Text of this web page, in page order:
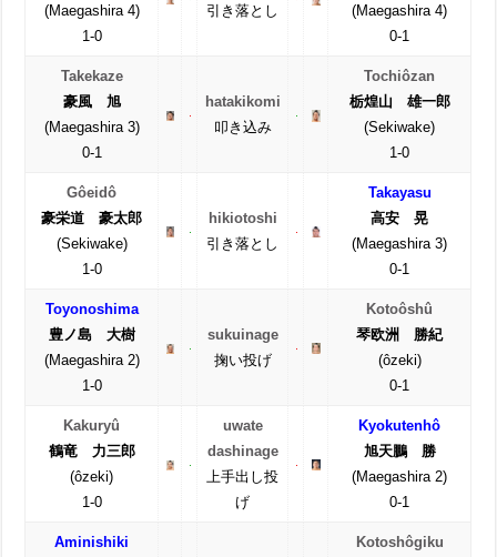
(Maegashira 4)
1-0
引き落とし
(Maegashira 4)
0-1
Takekaze
豪風 旭
(Maegashira 3)
0-1
hatakikomi
叩き込み
Tochiôzan
栃煌山 雄一郎
(Sekiwake)
1-0
Gôeidô
豪栄道 豪太郎
(Sekiwake)
1-0
hikiotoshi
引き落とし
Takayasu
高安 晃
(Maegashira 3)
0-1
Toyonoshima
豊ノ島 大樹
(Maegashira 2)
1-0
sukuinage
掬い投げ
Kotoôshû
琴欧洲 勝紀
(ôzeki)
0-1
Kakuryû
鶴竜 力三郎
(ôzeki)
1-0
uwate
dashinage
上手出し投
げ
Kyokutenhô
旭天鵬 勝
(Maegashira 2)
0-1
Aminishiki
Kotoshôgiku